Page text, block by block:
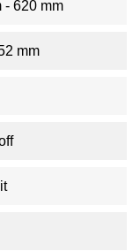
- 620 mm
mm